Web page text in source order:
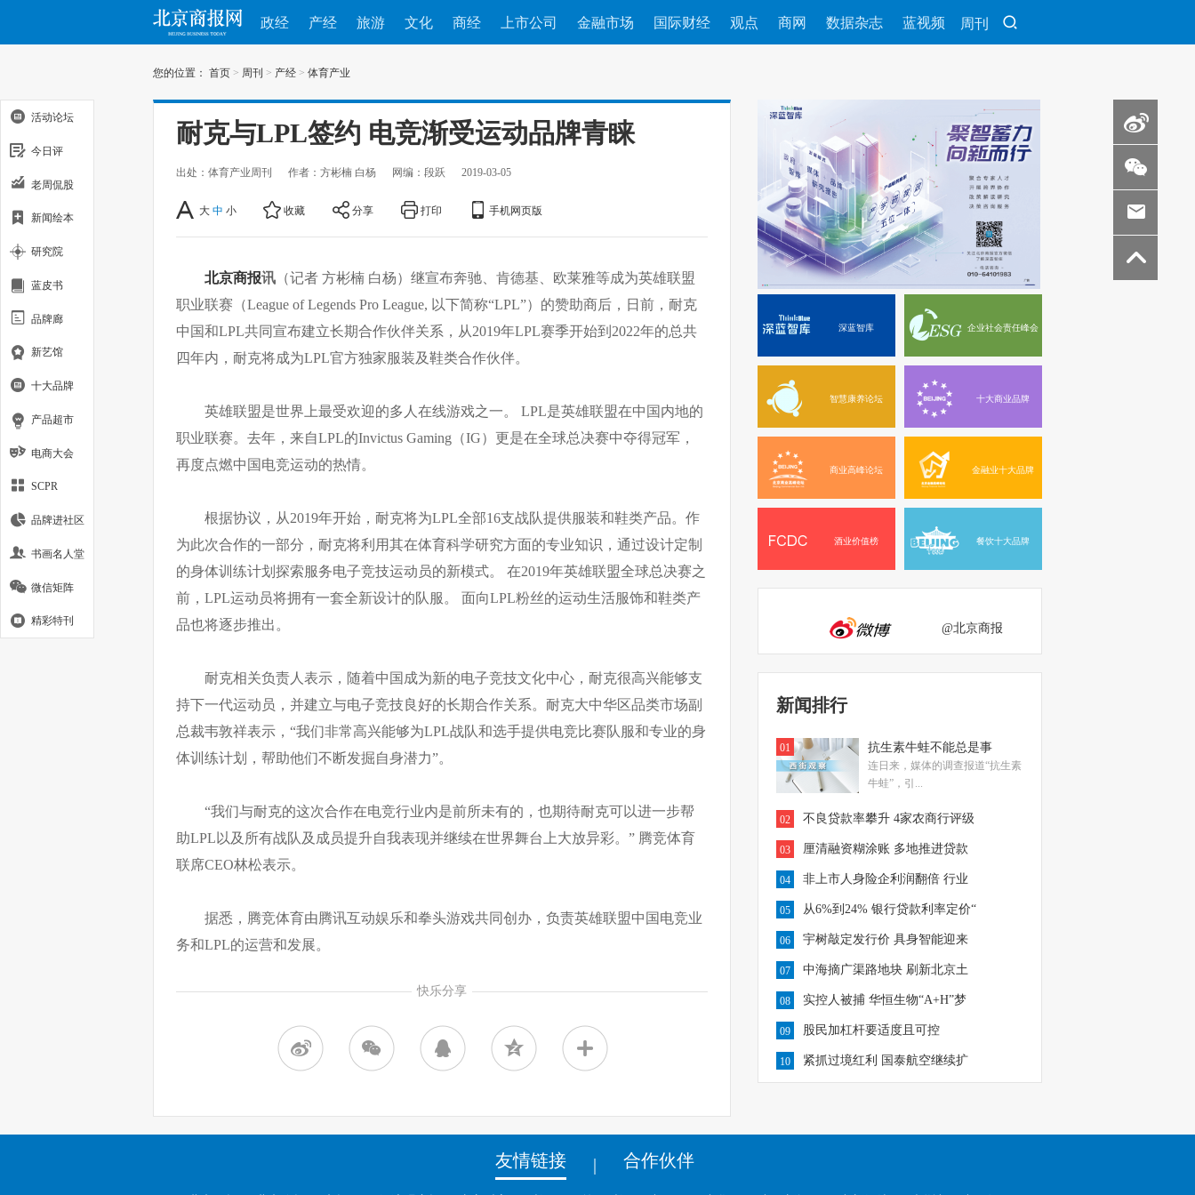
政经 产经 旅游 文化 商经 上市公司 金融市场 国际财经 观点 商网 数据杂志 蓝视频 周刊
您的位置： 首页 > 周刊 > 产经 > 体育产业
耐克与LPL签约 电竞渐受运动品牌青睐
出处：体育产业周刊 作者：方彬楠 白杨 网编：段跃 2019-03-05
大 中 小 收藏 分享 打印 手机网页版
北京商报讯 （记者 方彬楠 白杨）继宣布奔驰、肯德基、欧莱雅等成为英雄联盟
职业联赛（League of Legends Pro League, 以下简称“LPL”）的赞助商后，日前，耐克
中国和LPL共同宣布建立长期合作伙伴关系，从2019年LPL赛季开始到2022年的总共
四年内，耐克将成为LPL官方独家服装及鞋类合作伙伴。
英雄联盟是世界上最受欢迎的多人在线游戏之一。 LPL是英雄联盟在中国内地的
职业联赛。去年，来自LPL的Invictus Gaming（IG）更是在全球总决赛中夺得冠军，
再度点燃中国电竞运动的热情。
根据协议，从2019年开始，耐克将为LPL全部16支战队提供服装和鞋类产品。作
为此次合作的一部分，耐克将利用其在体育科学研究方面的专业知识，通过设计定制
的身体训练计划探索服务电子竞技运动员的新模式。 在2019年英雄联盟全球总决赛之
前，LPL运动员将拥有一套全新设计的队服。 面向LPL粉丝的运动生活服饰和鞋类产
品也将逐步推出。
耐克相关负责人表示，随着中国成为新的电子竞技文化中心，耐克很高兴能够支
持下一代运动员，并建立与电子竞技良好的长期合作关系。耐克大中华区品类市场副
总裁韦敦祥表示，“我们非常高兴能够为LPL战队和选手提供电竞比赛队服和专业的身
体训练计划，帮助他们不断发掘自身潜力”。
“我们与耐克的这次合作在电竞行业内是前所未有的，也期待耐克可以进一步帮
助LPL以及所有战队及成员提升自我表现并继续在世界舞台上大放异彩。” 腾竞体育
联席CEO林松表示。
据悉，腾竞体育由腾讯互动娱乐和拳头游戏共同创办，负责英雄联盟中国电竞业
务和LPL的运营和发展。
快乐分享
深蓝智库 企业社会责任峰会
智慧康养论坛 十大商业品牌
商业高峰论坛 金融业十大品牌
酒业价值榜 餐饮十大品牌
@北京商报
新闻排行
01 抗生素牛蛙不能总是事
连日来，媒体的调查报道“抗生素
牛蛙”，引...
02 不良贷款率攀升 4家农商行评级
03 厘清融资糊涂账 多地推进贷款
04 非上市人身险企利润翻倍 行业
05 从6%到24% 银行贷款利率定价“
06 宇树敲定发行价 具身智能迎来
07 中海摘广渠路地块 刷新北京土
08 实控人被捕 华恒生物“A+H”梦
09 股民加杠杆要适度且可控
10 紧抓过境红利 国泰航空继续扩
友情链接 | 合作伙伴
活动论坛
今日评
老周侃股
新闻绘本
研究院
蓝皮书
品牌廊
新艺馆
十大品牌
产品超市
电商大会
SCPR
品牌进社区
书画名人堂
微信矩阵
精彩特刊